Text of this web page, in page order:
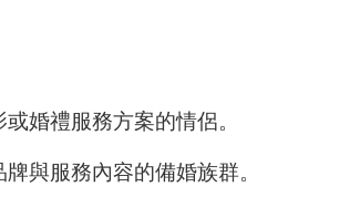
婚禮服務方案的情侶。
與服務內容的備婚族群。